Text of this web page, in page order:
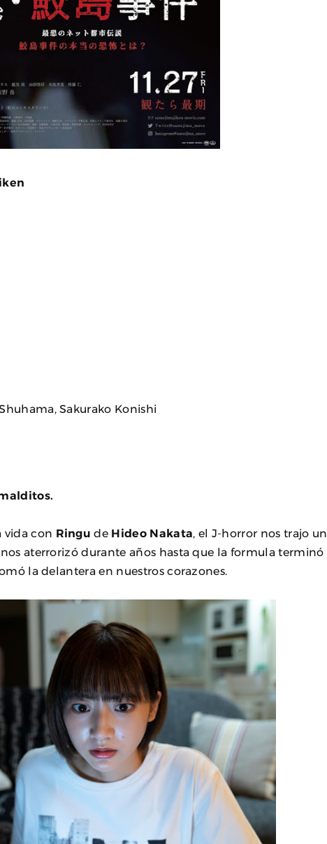
Sakurako Konishi
vida con Ringude Hideo Nakata, el J-horror nos trajo un
aterrorizó durante años hasta que la formula terminó
la delantera en nuestros corazones.